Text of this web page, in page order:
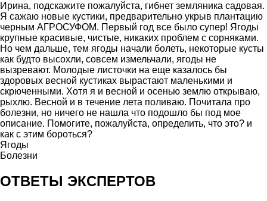
Ирина, подскажите пожалуйста, гибнет земляника садовая.
Я сажаю новые кустики, предварительно укрыв плантацию
черным АГРОСУФОМ. Первый год все было супер! Ягоды
крупные красивые, чистые, никаких проблем с сорняками.
Но чем дальше, тем ягоды начали болеть, некоторые кусты
как будто высохли, совсем измельчали, ягоды не
вызревают. Молодые листочки на еще казалось бы
здоровых весной кустиках вырастают маленькими и
скрюченными. Хотя я и весной и осенью землю открываю,
рыхлю. Весной и в течение лета поливаю. Почитала про
болезни, но ничего не нашла что подошло бы под мое
описание. Помогите, пожалуйста, определить, что это? и
как с этим бороться?
Ягоды
Болезни
ОТВЕТЫ ЭКСПЕРТОВ